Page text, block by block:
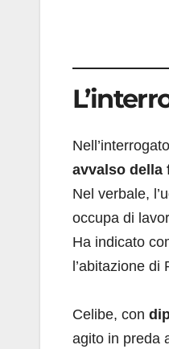
avvalso della
Nel verbale,
occupa di
Ha indicato
l’abitazione di
Celibe, con
agito in preda